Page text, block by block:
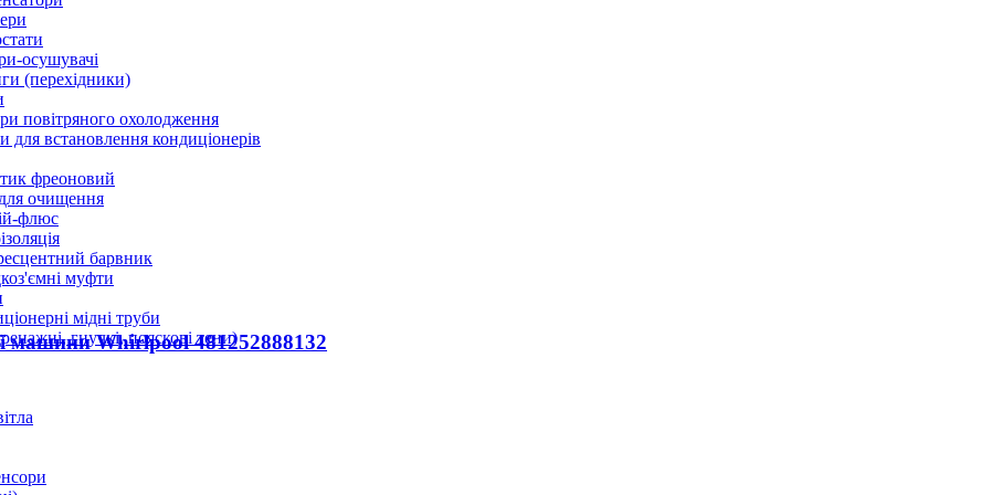
осушувачі
(перехідники)
повітряного охолодження
встановлення кондиціонерів
фреоновий
очищення
флюс
барвник
муфти
мідні труби
гнучкі, пояскові тени)
машини Whirlpool 481252888132